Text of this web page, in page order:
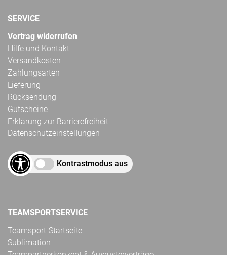
SERVICE
Vertrag widerrufen
Hilfe und Kontakt
Versandkosten
Zahlungsarten
Lieferung
Rücksendung
Gutscheine
Erklärung zur Barrierefreiheit
Datenschutzeinstellungen
Kontrastmodus aus
TEAMSPORTSERVICE
Teamsport-Startseite
Sublimation